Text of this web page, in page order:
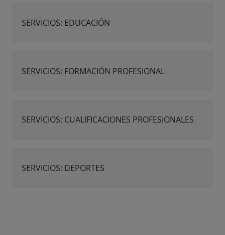
SERVICIOS: EDUCACIÓN
SERVICIOS: FORMACIÓN PROFESIONAL
SERVICIOS: CUALIFICACIONES PROFESIONALES
SERVICIOS: DEPORTES